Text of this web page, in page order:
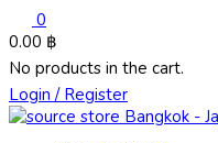
0
0.00 ฿
No products in the cart.
Login / Register